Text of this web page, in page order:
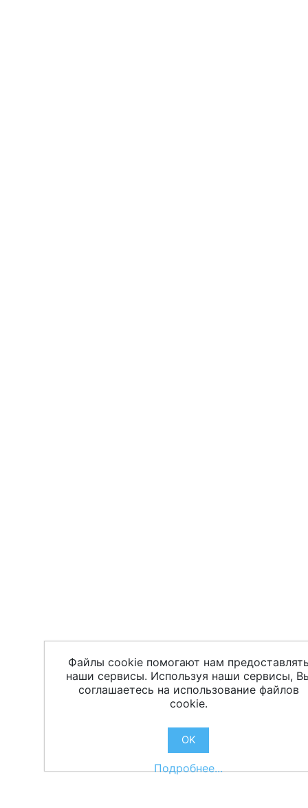
Файлы cookie помогают нам
наши сервисы. Используя наши сервисы,
соглашаетесь на использование файлов
cookie.
OK
Подробнее...